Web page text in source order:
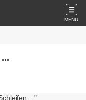
MENU